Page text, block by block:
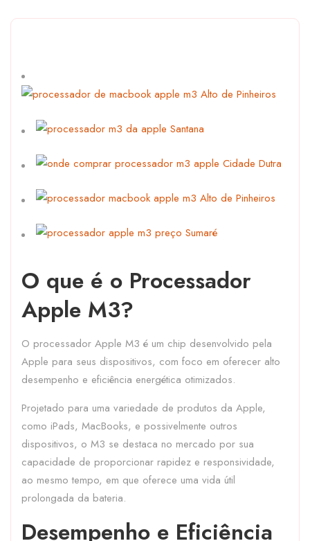
O que é o Processador
Apple M3?
O processador Apple M3 é um chip desenvolvido pela
Apple para seus dispositivos, com foco em oferecer alto
desempenho e eficiência energética otimizados.
Projetado para uma variedade de produtos da Apple,
como iPads, MacBooks, e possivelmente outros
dispositivos, o M3 se destaca no mercado por sua
capacidade de proporcionar rapidez e responsividade,
ao mesmo tempo, em que oferece uma vida útil
prolongada da bateria.
Desempenho e Eficiência